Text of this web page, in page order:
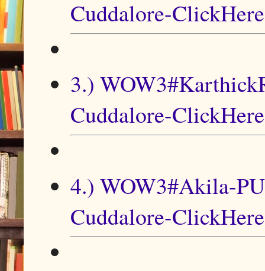
Cuddalore-ClickHere
3.)
Cuddalore-ClickHere
4.) WOW3#Akila-
Cuddalore-ClickHere